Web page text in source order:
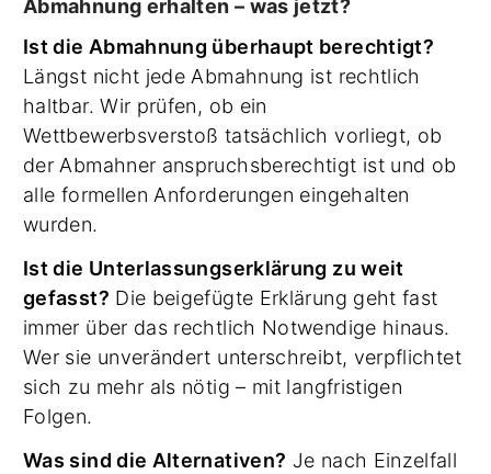
Abmahnung erhalten – was jetzt?
Ist die Abmahnung überhaupt berechtigt?
Längst nicht jede Abmahnung ist rechtlich
haltbar. Wir prüfen, ob ein
Wettbewerbsverstoß tatsächlich vorliegt, ob
der Abmahner anspruchsberechtigt ist und ob
alle formellen Anforderungen eingehalten
wurden.
Ist die Unterlassungserklärung zu weit
gefasst? Die beigefügte Erklärung geht fast
immer über das rechtlich Notwendige hinaus.
Wer sie unverändert unterschreibt, verpflichtet
sich zu mehr als nötig – mit langfristigen
Folgen.
Was sind die Alternativen? Je nach Einzelfall